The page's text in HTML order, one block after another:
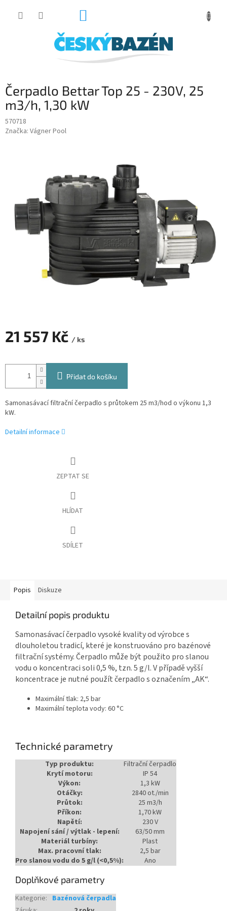
Čerpadlo Bettar Top 25 - 230V, 25
m3/h, 1,30 kW
570718
Značka: Vágner Pool
21 557 Kč / ks
cena:
Přidat do košíku
Samonasávací filtrační čerpadlo s průtokem 25 m3/hod o výkonu 1,3
kW.
Detailní informace
ZEPTAT SE
HLÍDAT
SDÍLET
Popis Diskuze
Detailní popis produktu
Samonasávací čerpadlo vysoké kvality od výrobce s
dlouholetou tradicí, které je konstruováno pro bazénové
filtrační systémy. Čerpadlo může být použito pro slanou
vodu o koncentraci soli 0,5 %, tzn. 5 g/l. V případě vyšší
koncentrace je nutné použít čerpadlo s označením „AK“.
Maximální tlak: 2,5 bar
Maximální teplota vody: 60 °C
Technické parametry
Typ produktu:
Filtrační čerpadlo
Krytí motoru:
IP 54
Výkon:
1,3 kW
Otáčky:
2840 ot./min
Průtok:
25 m3/h
Příkon:
1,70 kW
Napětí:
230 V
Napojení sání / výtlak - lepení:
63/50 mm
Materiál turbíny:
Plast
Max. pracovní tlak:
2,5 bar
Pro slanou vodu do 5 g/l (<0,5%):
Ano
Doplňkové parametry
Kategorie: Bazénová čerpadla